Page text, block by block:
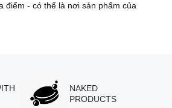
điểm - có thể là nơi sản phẩm của
NAKED
PRODUCTS